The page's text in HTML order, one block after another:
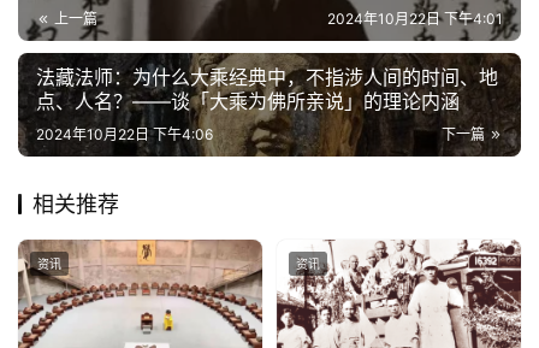
上一篇 2024年10月22日 下午4:01
法藏法师：为什么大乘经典中，不指涉人间的时间、地
点、人名？——谈「大乘为佛所亲说」的理论内涵
下一篇
2024年10月22日 下午4:06
相关推荐
资讯 资讯